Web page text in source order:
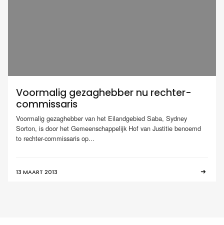
Voormalig gezaghebber nu rechter-
commissaris
Voormalig gezaghebber van het Eilandgebied Saba, Sydney
Sorton, is door het Gemeenschappelijk Hof van Justitie benoemd
to rechter-commissaris op...
13 MAART 2013